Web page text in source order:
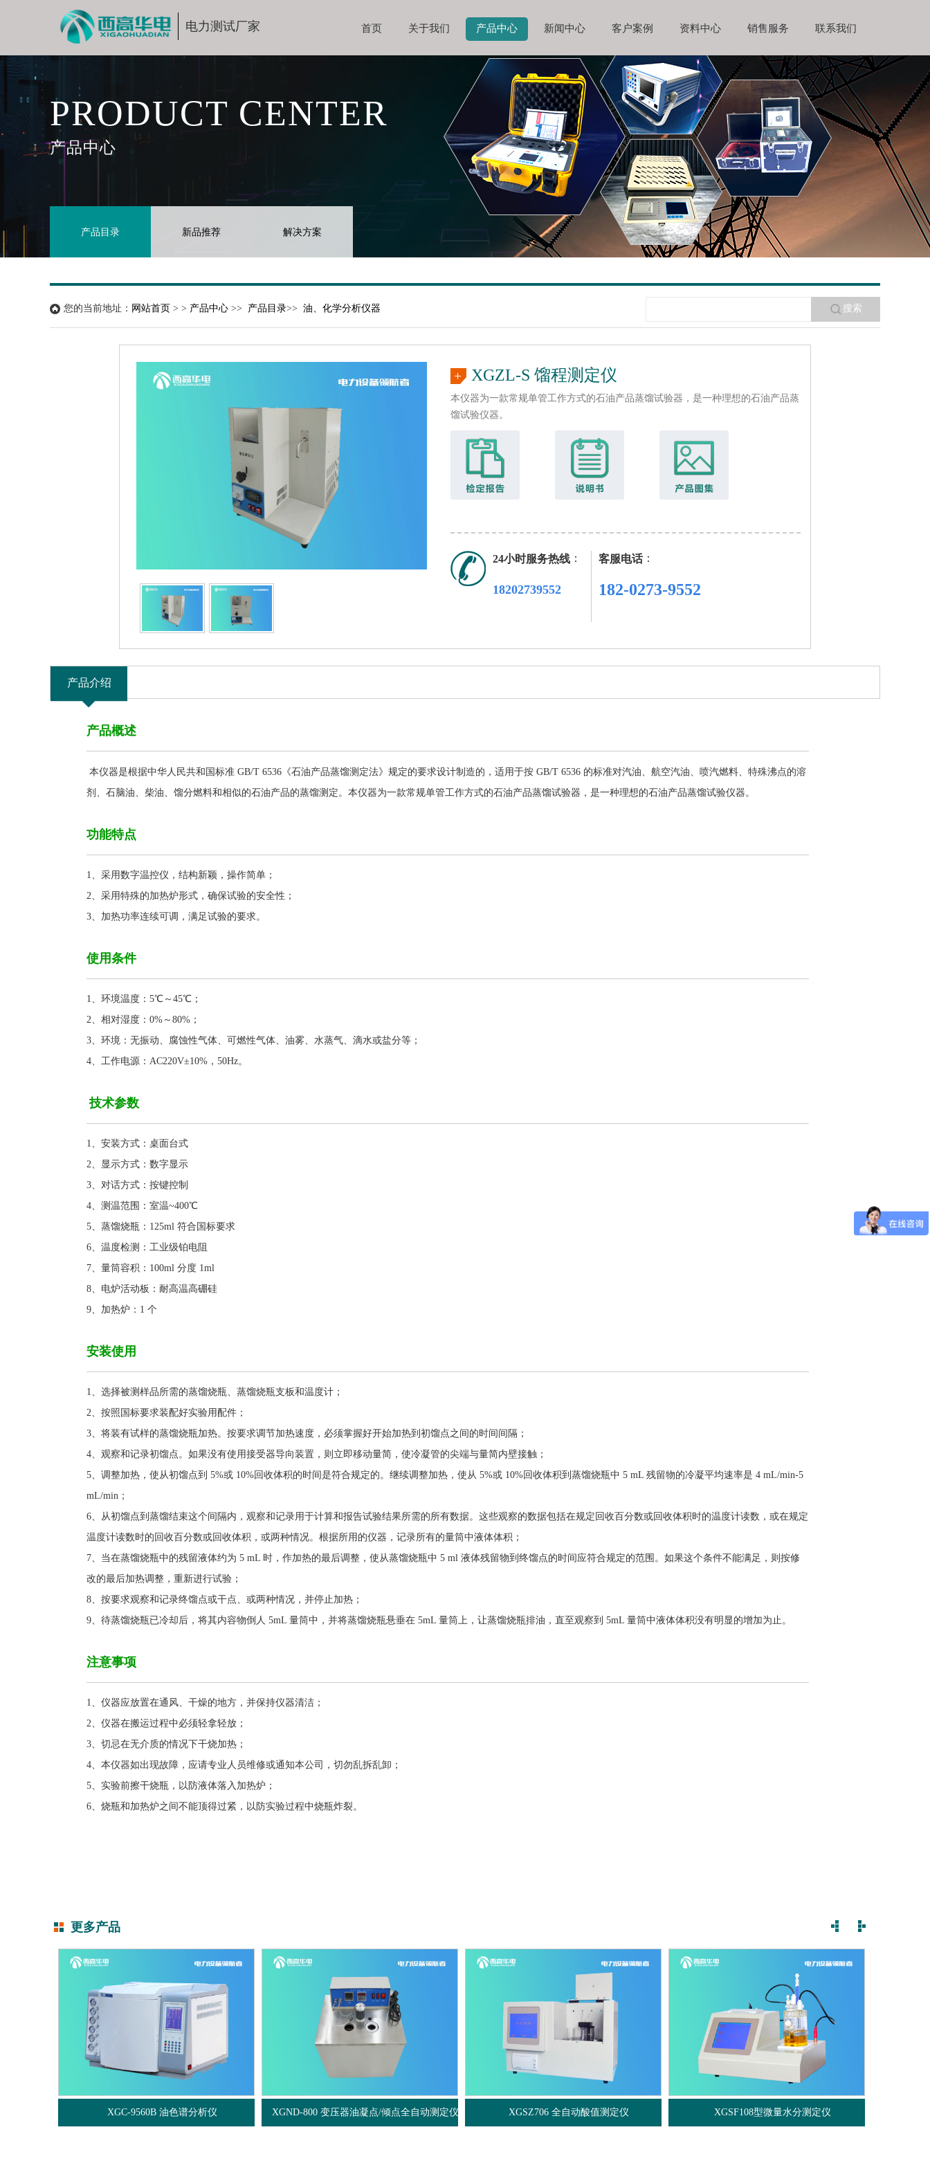
电力测试厂家 首页 关于我们 产品中心 新闻中心 客户案例 资料中心 销售服务 联系我们
PRODUCT CENTER
产品中心
产品目录 新品推荐 解决方案
您的当前地址： 网站首页 > > 产品中心 >> 产品目录>> 油、化学分析仪器 搜索
XGZL-S 馏程测定仪
本仪器为一款常规单管工作方式的石油产品蒸馏试验器，是一种理想的石油产品蒸
馏试验仪器。
24小时服务热线 ：
18202739552
客服电话：
182-0273-9552
产品介绍
产品概述
本仪器是根据中华人民共和国标准 GB/T 6536《石油产品蒸馏测定法》规定的要求设计制造的，适用于按 GB/T 6536 的标准对汽油、航空汽油、喷汽燃料、特殊沸点的溶
剂、石脑油、柴油、馏分燃料和相似的石油产品的蒸馏测定。本仪器为一款常规单管工作方式的石油产品蒸馏试验器，是一种理想的石油产品蒸馏试验仪器。
功能特点
1、采用数字温控仪，结构新颖，操作简单 ；
2、采用特殊的加热炉形式，确保试验的安全性 ；
3、 加热功率连续可调，满足试验的要求。
使用条件
1、环境温度：5℃～45℃；
2、相对湿度：0%～80%；
3、环境：无振动、腐蚀性气体、可燃性气体、油雾、水蒸气、滴水或盐分等；
4、 工作电源： AC220V±10%，50Hz。
技术参数
1、安装方式：桌面台式
2、显示方式：数字显示
3、对话方式：按键控制
4、测温范围：室温~400℃
5、蒸馏烧瓶：125ml 符合国标要求
6、温度检测：工业级铂电阻
7、量筒容积：100ml 分度 1ml
8、电炉活动板：耐高温高硼硅
9、 加热炉： 1 个
安装使用
1、选择被测样品所需的蒸馏烧瓶、蒸馏烧瓶支板和温度计；
2、按照国标要求装配好实验用配件；
3、将装有试样的蒸馏烧瓶加热。按要求调节加热速度，必须掌握好开始加热到初馏点之间的时间间隔；
4、观察和记录初馏点。如果没有使用接受器导向装置，则立即移动量简，使冷凝管的尖端与量简内壁接触 ；
5、调整加热，使从初馏点到 5%或 10%回收体积的时间是符合规定的。继续调整加热，使从 5%或 10%回收体积到蒸馏烧瓶中 5 mL 残留物的冷凝平均速率是 4 mL/min-5
mL/min ；
6、从初馏点到蒸馏结束这个间隔内，观察和记录用于计算和报告试验结果所需的所有数据。这些观察的数据包括在规定回收百分数或回收体积时的温度计读数，或在规定
温度计读数时的回收百分数或回收体积，或两种情况。根据所用的仪器，记录所有的量筒中液体体积 ；
7、当在蒸馏烧瓶中的残留液体约为 5 mL 时，作加热的最后调整，使从蒸馏烧瓶中 5 ml 液体残留物到终馏点的时间应符合规定的范围。如果这个条件不能满足，则按修
改的最后加热调整，重新进行试验 ；
8、按要求观察和记录终馏点或干点、或两种情况，并停止加热 ；
9、待蒸馏烧瓶已冷却后，将其内容物倒人 5mL 量筒中，并将蒸馏烧瓶悬垂在 5mL 量筒上，让蒸馏烧瓶排油，直至观察到 5mL 量筒中液体体积没有明显的增加为止。
注意事项
1、仪器应放置在通风、干燥的地方，并保持仪器清洁；
2、仪器在搬运过程中必须轻拿轻放；
3、切忌在无介质的情况下干烧加热；
4、本仪器如出现故障，应请专业人员维修或通知本公司，切勿乱拆乱卸；
5、实验前擦干烧瓶，以防液体落入加热炉；
6、烧瓶和加热炉之间不能顶得过紧，以防实验过程中烧瓶炸裂。
更多产品
XGC-9560B 油色谱分析仪 XGND-800 变压器油凝点/倾点全自动测定仪 XGSZ706 全自动酸值测定仪 XGSF108型微量水分测定仪